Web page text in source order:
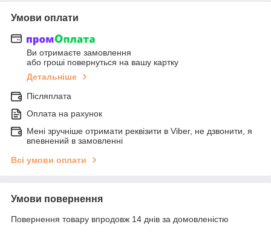
Умови оплати
Ви отримаєте замовлення
або гроші повернуться на вашу картку
Детальніше
Післяплата
Оплата на рахунок
Мені зручніше отримати реквізити в Viber, не дзвонити, я
впевнений в замовленні
Всі умови оплати
Умови повернення
Повернення товару впродовж 14 днів за домовленістю